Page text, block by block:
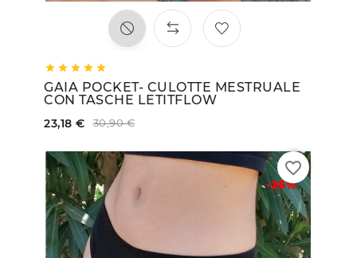
    
GAIA POCKET- CULOTTE MESTRUALE
CON TASCHE LETITFLOW
23,18 € 30,90 €
-25%
favorite_border